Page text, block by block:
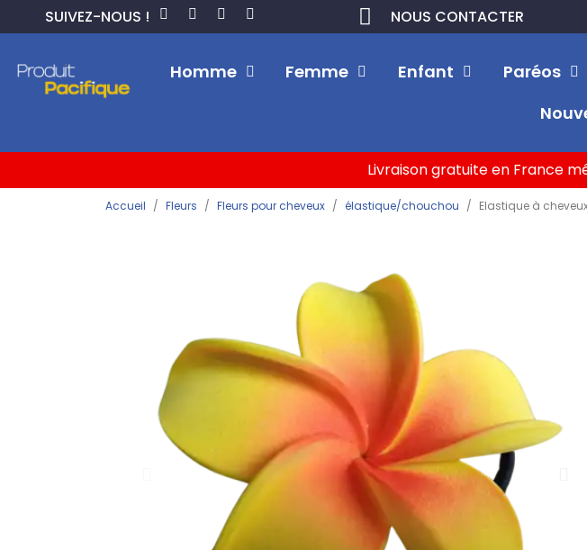
SUIVEZ-NOUS ! NOUS CONTACTER
Homme Femme Enfant Paréos
Livraison gratuite en France
Accueil Fleurs Fleurs pour cheveux élastique/chouchou Elastique à